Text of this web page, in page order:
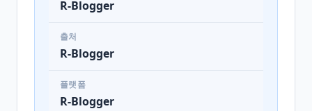
R-Blogger
출처
R-Blogger
플랫폼
R-Blogger